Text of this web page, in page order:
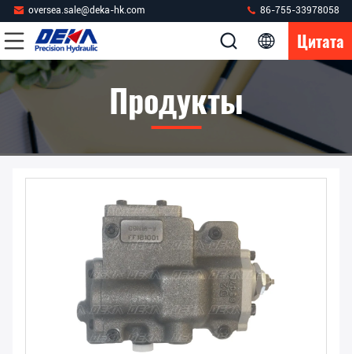
oversea.sale@deka-hk.com 86-755-33978058
Цитата
Продукты